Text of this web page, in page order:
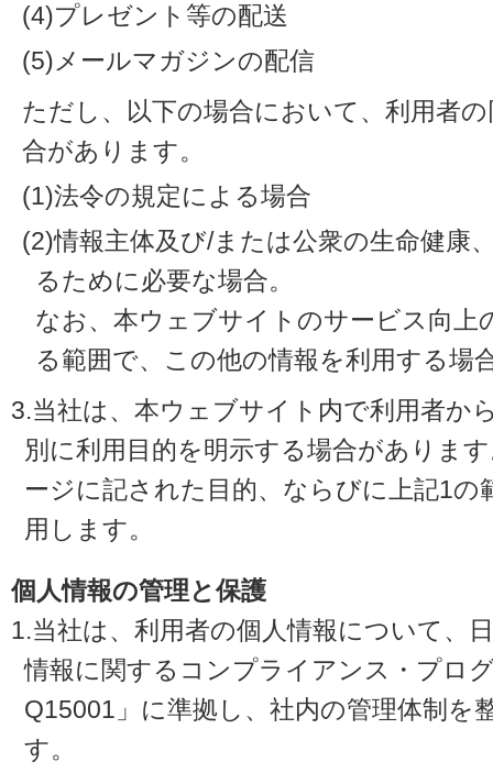
(4)プレゼント等の配送
(5)メールマガジンの配信
ただし、以下の場合において、利用者
合があります。
(1)法令の規定による場合
(2)情報主体及び/または公衆の生命健康
るために必要な場合。
なお、本ウェブサイトのサービス向上
る範囲で、この他の情報を利用する場
3.当社は、本ウェブサイト内で利用者か
別に利用目的を明示する場合がありま
ージに記された目的、ならびに上記1の
用します。
個人情報の管理と保護
1.当社は、利用者の個人情報について、
情報に関するコンプライアンス・プロ
Q15001」に準拠し、社内の管理体制を
す。